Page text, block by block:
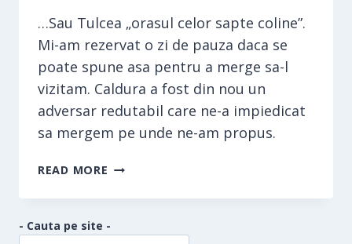
…Sau Tulcea „orasul celor sapte coline”.
Mi-am rezervat o zi de pauza daca se
poate spune asa pentru a merge sa-l
vizitam. Caldura a fost din nou un
adversar redutabil care ne-a impiedicat
sa mergem pe unde ne-am propus.
READ MORE TULCEA
- Cauta pe site -